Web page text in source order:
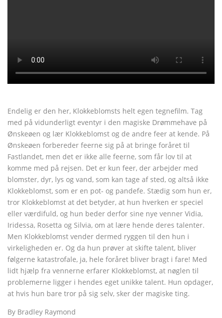
Endelig er den her, Klokkeblomsts helt egen tegnefilm. Tag
med på vidunderligt eventyr i den magiske Drømmehave på
Ønskeøen og lær Klokkeblomst og de andre feer at kende. På
Ønskeøen forbereder feerne sig på at bringe foråret til
Fastlandet, men det er ikke alle feerne, som får lov til at
komme med på rejsen. Det er kun feer, der arbejder med
blomster, dyr, lys og vand, som kan tage af sted, og altså ikke
Klokkeblomst, som er en pot- og pandefe. Stædig som hun er,
tror Klokkeblomst at det betyder, at hun hverken er speciel
eller værdifuld, og hun beder derfor sine nye venner Vidia,
Iridessa, Rosetta og Silvia, om at lære hende deres talenter.
Men Klokkeblomst vender dermed ryggen til den hun i
virkeligheden er. Og da hun prøver at skifte talent, bliver
følgerne katastrofale, ja, hele foråret bliver bragt i fare! Med
lidt hjælp fra vennerne erfarer Klokkeblomst, at nøglen til
problemerne ligger i hendes eget unikke talent. Hun opdager,
at hvis hun bare tror på sig selv, sker der magiske ting.
By Bradley Raymond